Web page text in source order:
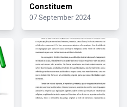
Constituem
07 September 2024